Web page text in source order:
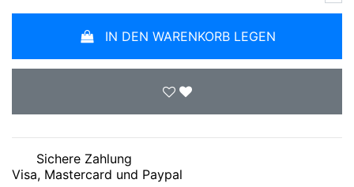
IN DEN WARENKORB LEGEN
Sichere Zahlung
Visa, Mastercard und Paypal